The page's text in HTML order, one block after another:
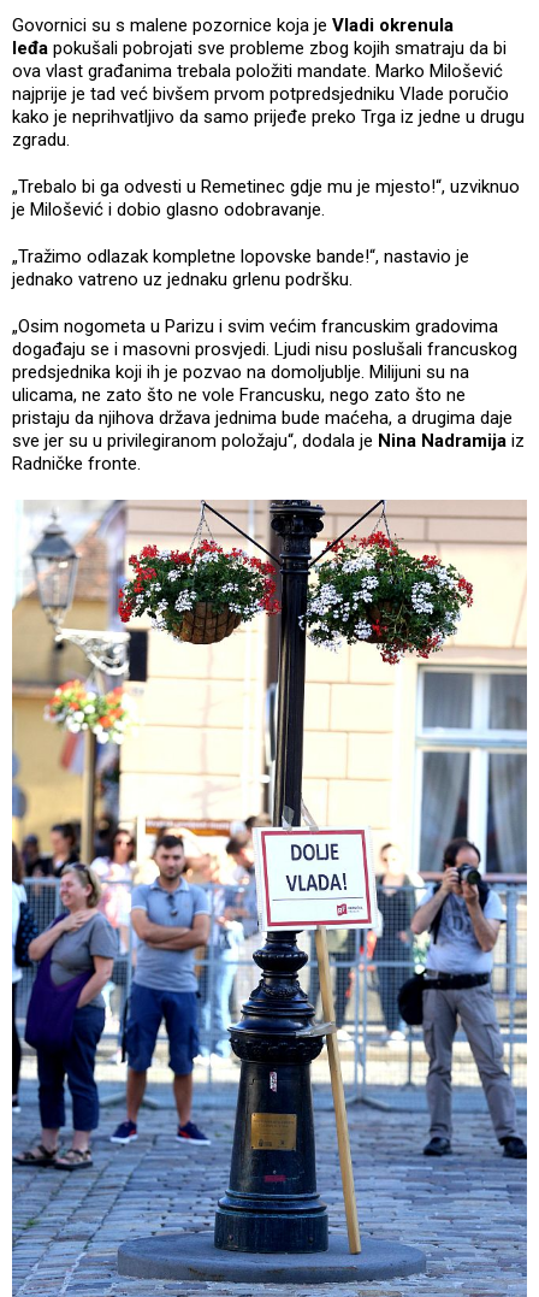
Govornici su s malene pozornice koja je Vladi okrenula
leđa pokušali pobrojati sve probleme zbog kojih smatraju da bi
ova vlast građanima trebala položiti mandate. Marko Milošević
najprije je tad već bivšem prvom potpredsjedniku Vlade poručio
kako je neprihvatljivo da samo prijeđe preko Trga iz jedne u drugu
zgradu.
„Trebalo bi ga odvesti u Remetinec gdje mu je mjesto!“, uzviknuo
je Milošević i dobio glasno odobravanje.
„Tražimo odlazak kompletne lopovske bande!“, nastavio je
jednako vatreno uz jednaku grlenu podršku.
„Osim nogometa u Parizu i svim većim francuskim gradovima
događaju se i masovni prosvjedi. Ljudi nisu poslušali francuskog
predsjednika koji ih je pozvao na domoljublje. Milijuni su na
ulicama, ne zato što ne vole Francusku, nego zato što ne
pristaju da njihova država jednima bude maćeha, a drugima daje
sve jer su u privilegiranom položaju“, dodala je Nina Nadramija iz
Radničke fronte.